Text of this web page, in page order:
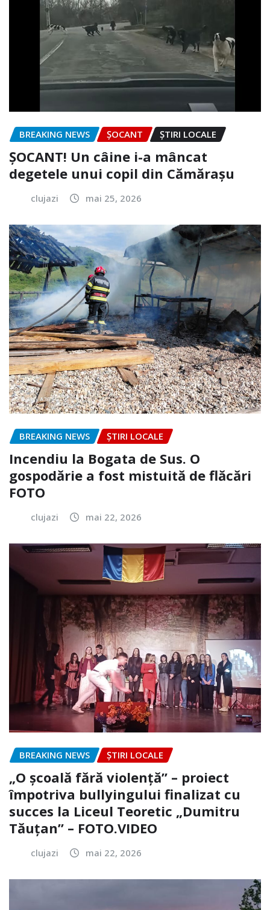
BREAKING NEWS ȘOCANT ȘTIRI LOCALE
ȘOCANT! Un câine i-a mâncat
degetele unui copil din Cămărașu
clujazi mai 25, 2026
BREAKING NEWS ȘTIRI LOCALE
Incendiu la Bogata de Sus. O
gospodărie a fost mistuită de flăcări
FOTO
clujazi mai 22, 2026
BREAKING NEWS ȘTIRI LOCALE
„O școală fără violență” – proiect
împotriva bullyingului finalizat cu
succes la Liceul Teoretic „Dumitru
Tăuțan” – FOTO.VIDEO
clujazi mai 22, 2026